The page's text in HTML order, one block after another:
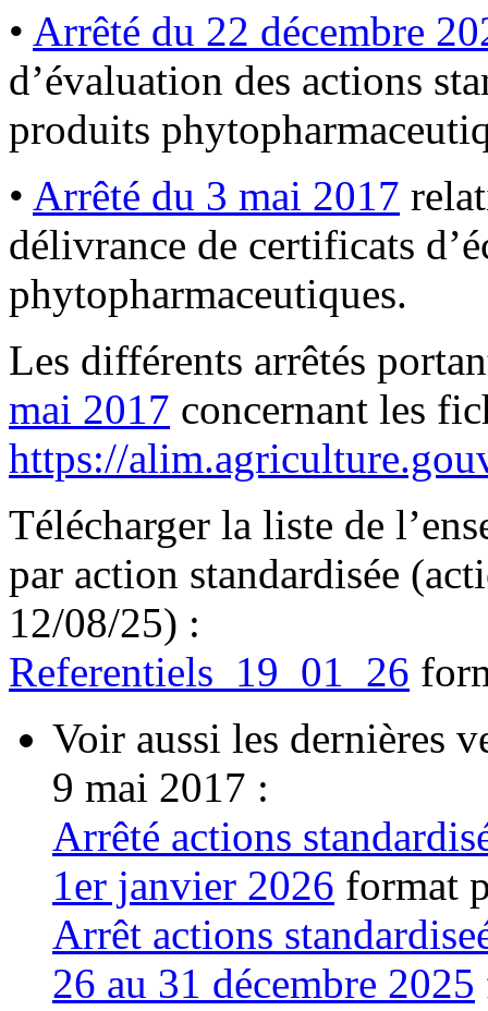
• Arrêté du 22 décembre
d’évaluation des actions
produits
• Arrêté du 3 mai 2017
délivrance de certificats
phytopharmaceutiques.
Les différents arrêtés
mai 2017 concernant les
https://
Télécharger la liste de
par action standardisée
12/08/25) :
Referentiels_19_01_26
Voir aussi les dernières
9 mai 2017 :
Arrêté actions
1er janvier 2026 format
Arrêt actions
26 au 31 décembre 2025